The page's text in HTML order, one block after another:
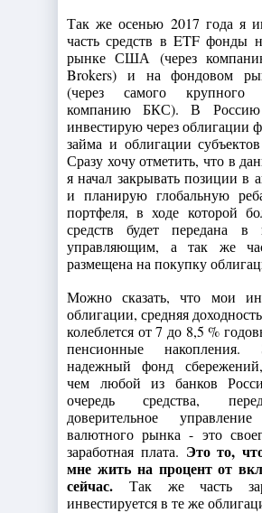
Так же осенью 2017 года я
часть средств в ETF фонды
рынке США (через
Brokers) и на фондовом
(через самого
компанию БКС). В
инвестирую через облигации
займа и облигации
Сразу хочу отметить, что в
я начал закрывать позиции в
и планирую глобальную
портфеля, в ходе которой
средств будет передана
управляющим, а так же
размещена на покупку
Можно сказать, что мои
облигации, средняя
колеблется от 7 до 8,5 %
пенсионные
надежный фонд
чем любой из банков
очередь средства,
доверительное
валютного рынка - это
заработная плата. Это то,
мне жить на процент от
сейчас. Так же часть
инвестируется в те же